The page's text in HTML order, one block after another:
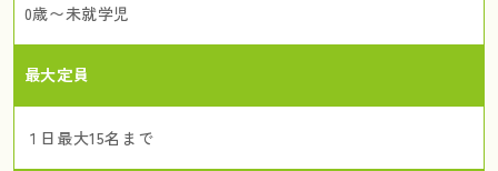
0歳〜未就学児
最大定員
１日最大15名まで